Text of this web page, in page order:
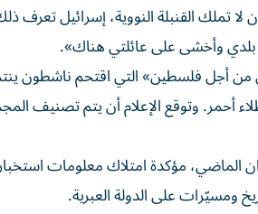
إنّ «إيران لا تملك القنبلة النووية، إسرائيل
بلدي وأخشى على عائلتي هناك».
أجل فلسطين» التي اقتحم ناشطون
أحمر. وتوقع الإعلام أن يتم تصنيف
جوية غير مسبوقة على إيران في 13 يونيو/ حزيران الماضي، مؤكدة امتلاك
ومسيّرات على الدولة العبرية.